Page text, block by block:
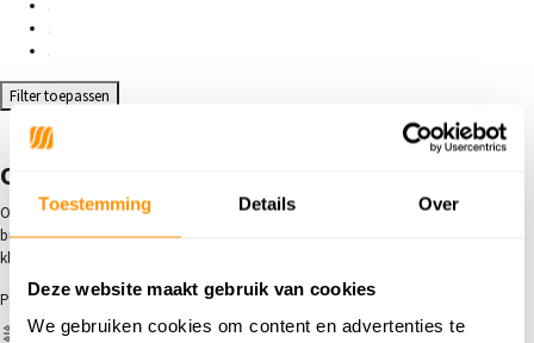
Toestemming Details Over
Deze website maakt gebruik van cookies
We gebruiken cookies om content en advertenties te
Filter toepassen
Outdoor vloerkleden
Ontdek onze veelzijdige collectie outdoor vloerkleden! Transformeer je
buitenruimte met stijlvolle, duurzame en weerbestendige kleden. Vind het perfecte
kleed dat comfort en sfeer toevoegt aan jouw tuin, balkon of terras.
Producten
Filter